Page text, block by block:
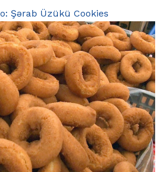
Şərab Üzükü Cookies